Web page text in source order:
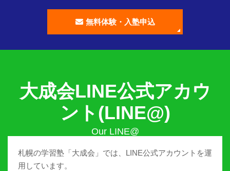
無料体験・入塾申込
大成会LINE公式アカウ
ント(LINE@)
札幌の学習塾「大成会」では、LINE公式アカウントを運
用しています。